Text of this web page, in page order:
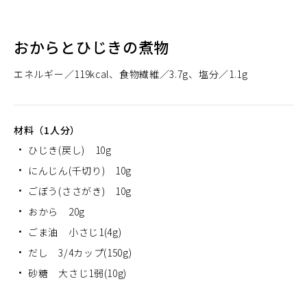
おからとひじきの煮物
エネルギー 119kcal 食物繊維 3.7g 塩分 1.1g
材料（1人分）
ひじき(戻し) 10g
にんじん(千切り) 10g
ごぼう(ささがき) 10g
おから 20g
ごま油 小さじ1(4g)
だし 3/4カップ(150g)
砂糖 大さじ1弱(10g)